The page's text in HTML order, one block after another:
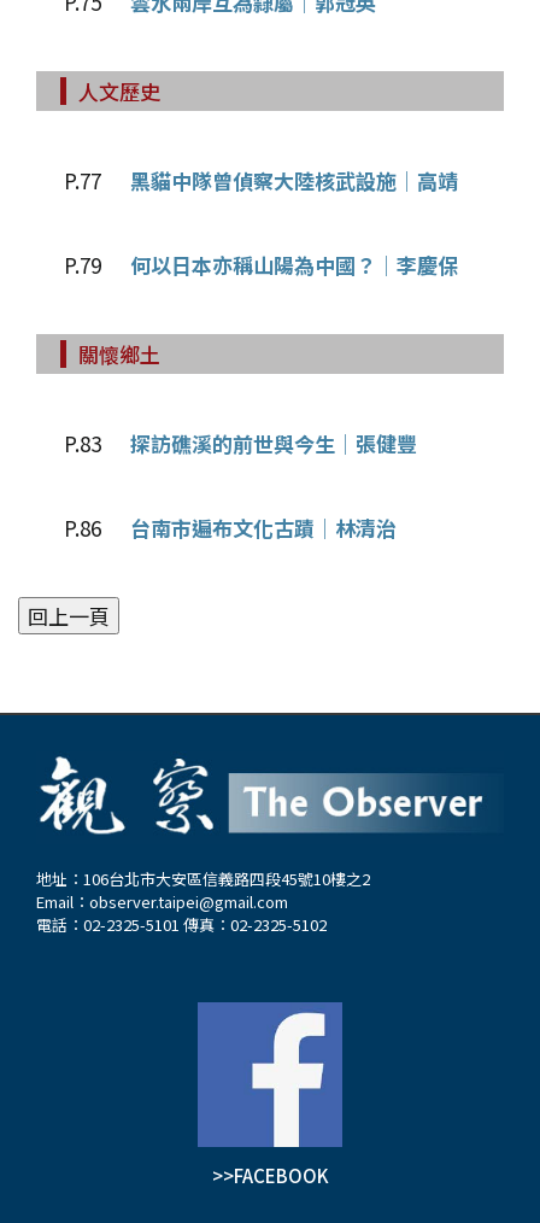
人文歷史
P.77 黑貓中隊曾偵察大陸核武設施│高靖
P.79 何以日本亦稱山陽為中國？│李慶保
關懷鄉土
P.83 探訪礁溪的前世與今生│張健豐
P.86 台南市遍布文化古蹟│林清治
地址：106台北市大安區信義路四段45號10樓之2
Email： observer.taipei@gmail.com
電話：02-2325-5101 傳真：02-2325-5102
>>FACEBOOK